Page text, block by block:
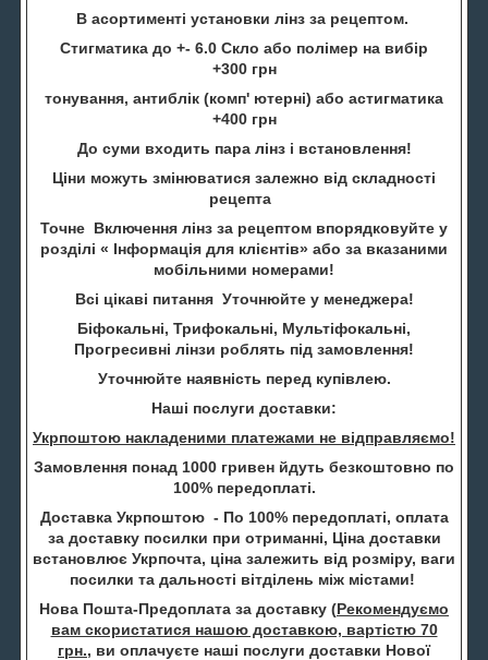
В асортименті установки лінз за рецептом.
Стигматика до +- 6.0 Скло або полімер на вибір
+300 грн
тонування, антиблік (комп' ютерні) або астигматика
+400 грн
До суми входить пара лінз і встановлення!
Ціни можуть змінюватися залежно від складності
рецепта
Точне Включення лінз за рецептом впорядковуйте у
розділі « Інформація для клієнтів» або за вказаними
мобільними номерами!
Всі цікаві питання Уточнюйте у менеджера!
Біфокальні, Трифокальні, Мультіфокальні,
Прогресивні лінзи роблять під замовлення!
Уточнюйте наявність перед купівлею.
Наші послуги доставки:
Укрпоштою накладеними платежами не відправляємо!
Замовлення понад 1000 гривен йдуть безкоштовно по
100% передоплаті.
Доставка Укрпоштою - По 100% передоплаті, оплата
за доставку посилки при отриманні, Ціна доставки
встановлює Укрпочта, ціна залежить від розміру, ваги
посилки та дальності вітділень між містами!
Нова Пошта-Предоплата за доставку (Рекомендуємо
вам скористатися нашою доставкою, вартістю 70
грн., ви оплачуєте наші послуги доставки Нової